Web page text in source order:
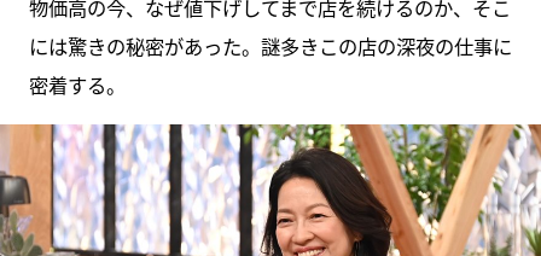
物価高の今、なぜ値下げしてまで店を続けるのか、そこ
には驚きの秘密があった。謎多きこの店の深夜の仕事に
密着する。